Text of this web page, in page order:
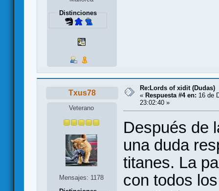
Distinciones
Txus78
Veterano
Mensajes: 1178
Re:Lords of xidit (Dudas)
« Respuesta #4 en: 16 de
23:02:40 »
Después de
una duda
titanes. La
con todos